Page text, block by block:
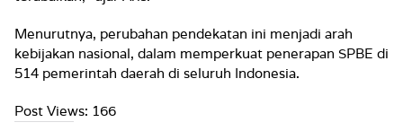
Menurutnya, perubahan pendekatan ini menjadi arah
kebijakan nasional, dalam memperkuat penerapan SPBE di
514 pemerintah daerah di seluruh Indonesia.
Post Views: 166